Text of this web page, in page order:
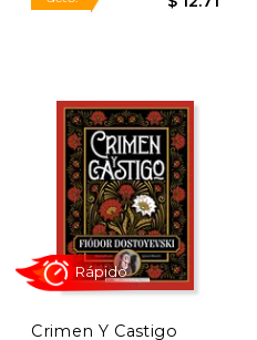
Rápido
Crimen Y Castigo